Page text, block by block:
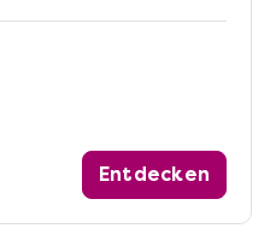
Entdecken